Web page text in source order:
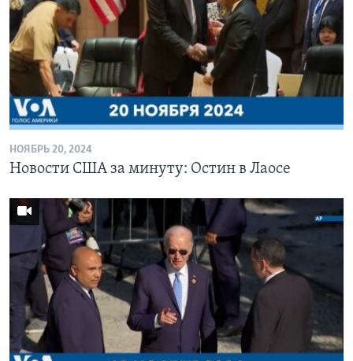
НОЯБРЬ 20, 2024
Новости США за минуту: Остин в Лаосе